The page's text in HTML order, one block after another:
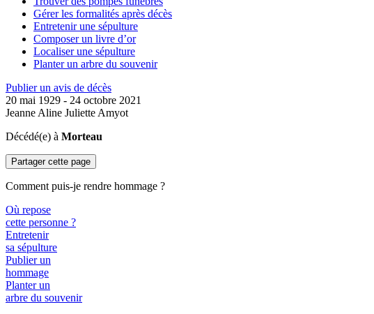
Gérer les formalités après décès
Entretenir une sépulture
Composer un livre d’or
Localiser une sépulture
Planter un arbre du souvenir
Publier un avis de décès
20 mai 1929 - 24 octobre 2021
Jeanne Aline Juliette Amyot
Décédé(e) à Morteau
Partager cette page
Comment puis-je rendre hommage ?
Où repose
cette personne ?
Entretenir
sa sépulture
Publier un
hommage
Planter un
arbre du souvenir